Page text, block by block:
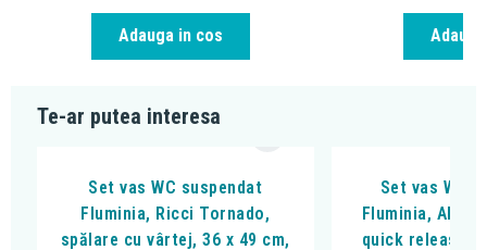
Adauga in cos
Te-ar putea interesa
Set vas WC suspendat
Fluminia, Ricci Tornado,
spălare cu vârtej, 36 x 49 cm,
Set vas WC
Fluminia,
quick release